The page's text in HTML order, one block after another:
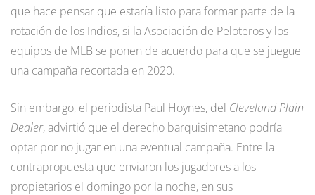
que hace pensar que estaría listo para formar parte de la
rotación de los Indios, si la Asociación de Peloteros y los
equipos de MLB se ponen de acuerdo para que se juegue
una campaña recortada en 2020.
Sin embargo, el periodista Paul Hoynes, del Cleveland Plain
Dealer, advirtió que el derecho barquisimetano podría
optar por no jugar en una eventual campaña. Entre la
contrapropuesta que enviaron los jugadores a los
propietarios el domingo por la noche, en sus